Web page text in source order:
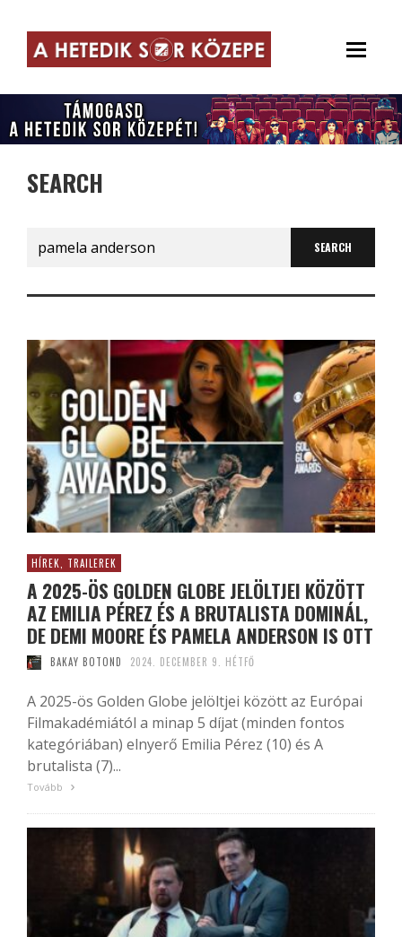
SEARCH
for:
HÍREK, TRAILEREK
A 2025-ÖS GOLDEN GLOBE JELÖLTJEI KÖZÖTT
AZ EMILIA PÉREZ ÉS A BRUTALISTA DOMINÁL,
DE DEMI MOORE ÉS PAMELA ANDERSON IS OTT
BAKAY BOTOND 2024. DECEMBER 9. HÉTFŐ
A 2025-ös Golden Globe jelöltjei között az Európai
Filmakadémiától a minap 5 díjat (minden fontos
kategóriában) elnyerő Emilia Pérez (10) és A
brutalista (7)...
Tovább